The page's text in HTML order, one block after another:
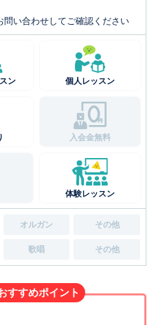
問い合わせしてご確認ください
ン 個人レッスン
入会金無料
体験レッスン
オルガン その他
歌唱 その他
すすめポイント